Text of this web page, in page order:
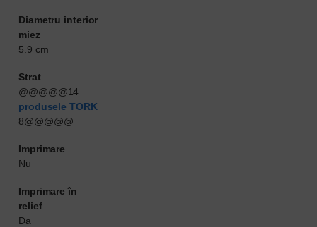
Diametru interior
miez
5.9 cm
Strat
@@@@@14
produsele TORK
8@@@@@
Imprimare
Nu
Imprimare în
relief
Da